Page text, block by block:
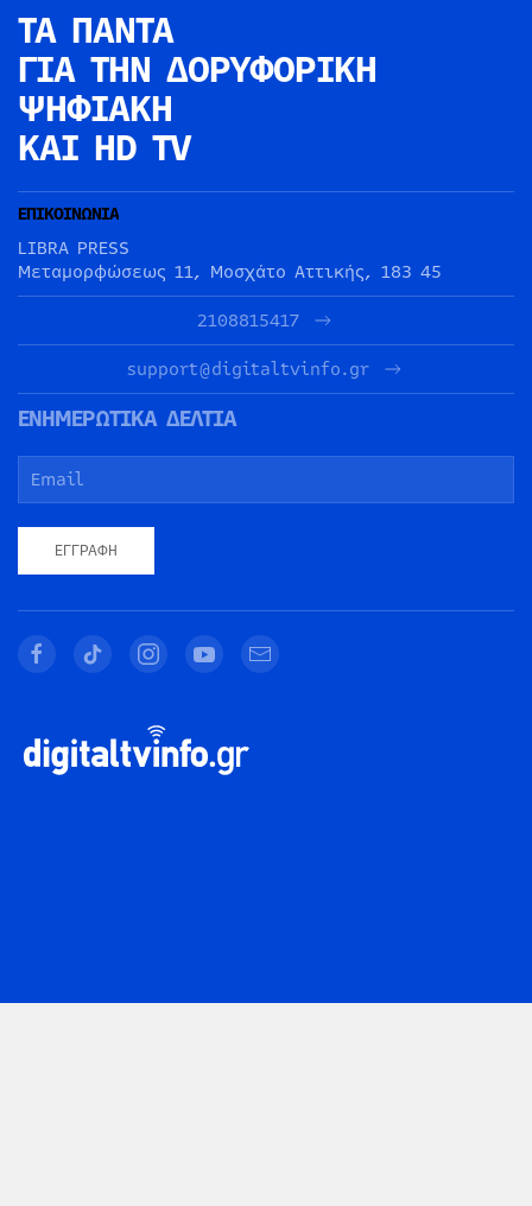
ΤΑ ΠΑΝΤΑ
ΓΙΑ ΤΗΝ ΔΟΡΥΦΟΡΙΚΗ
ΨΗΦΙΑΚΗ
ΚΑΙ HD TV
ΕΠΙΚΟΙΝΩΝΙΑ
LIBRA PRESS
Μεταμορφώσεως 11, Μοσχάτο Αττικής, 183 45
2108815417
support@digitaltvinfo.gr
ΕΝΗΜΕΡΩΤΙΚΑ ΔΕΛΤΙΑ
ΕΓΓΡΑΦΉ